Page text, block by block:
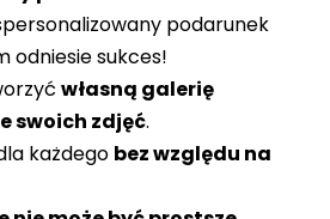
podarunek
odniesie sukces!
własną galerię
swoich zdjęć.
każdego bez względu na